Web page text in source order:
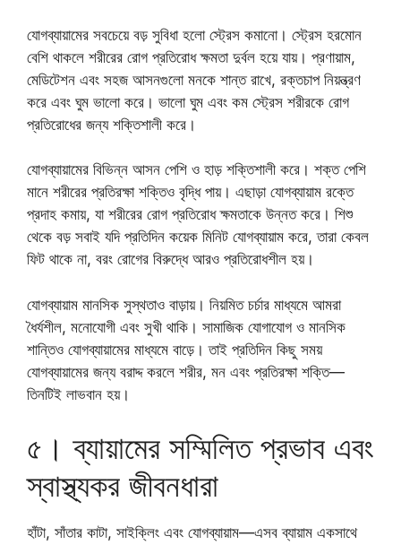
যোগব্যায়ামের সবচেয়ে বড় সুবিধা হলো স্ট্রেস কমানো। স্ট্রেস হরমোন
বেশি থাকলে শরীরের রোগ প্রতিরোধ ক্ষমতা দুর্বল হয়ে যায়। প্রণায়াম,
মেডিটেশন এবং সহজ আসনগুলো মনকে শান্ত রাখে, রক্তচাপ নিয়ন্ত্রণ
করে এবং ঘুম ভালো করে। ভালো ঘুম এবং কম স্ট্রেস শরীরকে রোগ
প্রতিরোধের জন্য শক্তিশালী করে।
যোগব্যায়ামের বিভিন্ন আসন পেশি ও হাড় শক্তিশালী করে। শক্ত পেশি
মানে শরীরের প্রতিরক্ষা শক্তিও বৃদ্ধি পায়। এছাড়া যোগব্যায়াম রক্তে
প্রদাহ কমায়, যা শরীরের রোগ প্রতিরোধ ক্ষমতাকে উন্নত করে। শিশু
থেকে বড় সবাই যদি প্রতিদিন কয়েক মিনিট যোগব্যায়াম করে, তারা কেবল
ফিট থাকে না, বরং রোগের বিরুদ্ধে আরও প্রতিরোধশীল হয়।
যোগব্যায়াম মানসিক সুস্থতাও বাড়ায়। নিয়মিত চর্চার মাধ্যমে আমরা
ধৈর্যশীল, মনোযোগী এবং সুখী থাকি। সামাজিক যোগাযোগ ও মানসিক
শান্তিও যোগব্যায়ামের মাধ্যমে বাড়ে। তাই প্রতিদিন কিছু সময়
যোগব্যায়ামের জন্য বরাদ্দ করলে শরীর, মন এবং প্রতিরক্ষা শক্তি—
তিনটিই লাভবান হয়।
৫। ব্যায়ামের সম্মিলিত প্রভাব এবং
স্বাস্থ্যকর জীবনধারা
হাঁটা, সাঁতার কাটা, সাইক্লিং এবং যোগব্যায়াম—এসব ব্যায়াম একসাথে